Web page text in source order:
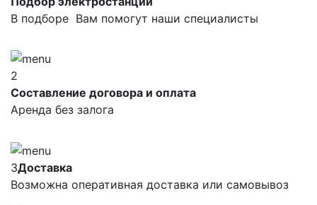
В подборе Вам помогут наши специалисты
2
Составление договора и оплата
Аренда без залога
3Доставка
Возможна оперативная доставка или самовывоз